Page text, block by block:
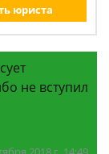
юриста
не вступил